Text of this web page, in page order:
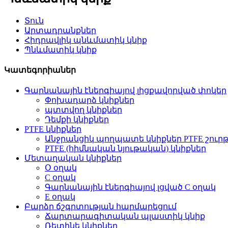
Տուն
Արտադրանքներ
Հիդրավլիկ պնևմատիկ կնիք
Պնևմատիկ կնիք
Կատեգորիաներ
Գարնանային էներգիայով լիցքավորված փոկեր
Փոխադարձ կնիքներ
պտտվող կնիքներ
Դեմքի կնիքներ
PTFE կնիքներ
Անջրանցիկ պողպատե կնիքներ PTFE
PTFE (հիմնական նյութական) կնիքներ
Մետաղական կնիքներ
Օ օղակ
C օղակ
Գարնանային էներգիայով լցված C օղակ
E օղակ
Բարձր ճշգրտության հարմարեցում
Ճարտարագիտական ​​պլաստիկ կնիք
Ռետինե կնիքներ